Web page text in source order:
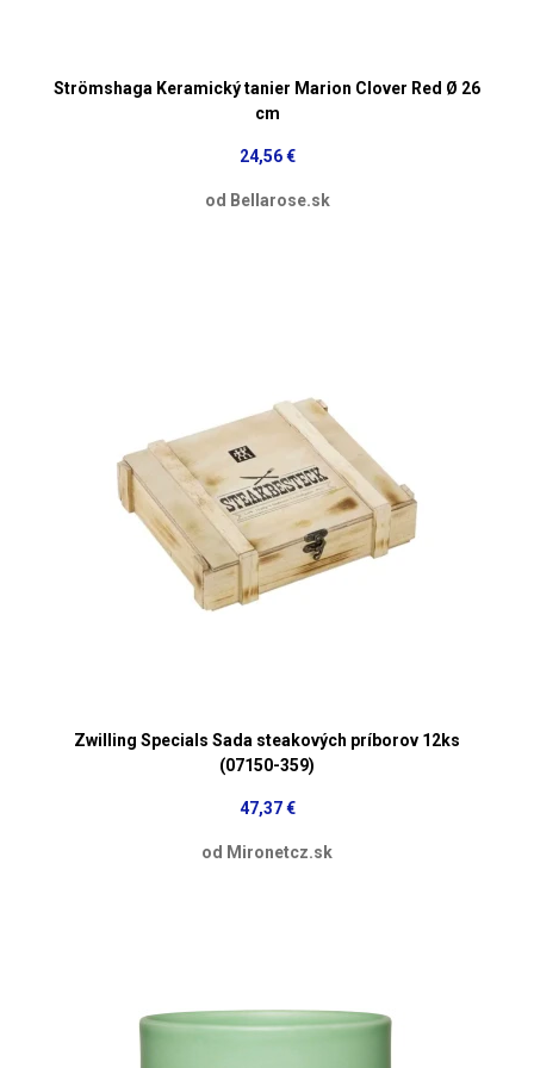
Strömshaga Keramický tanier Marion Clover Red Ø 26
cm
24,56 €
od Bellarose.sk
Zwilling Specials Sada steakových príborov 12ks
(07150-359)
47,37 €
od Mironetcz.sk